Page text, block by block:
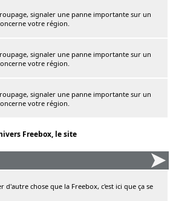
signaler une panne importante sur un
votre région.
signaler une panne importante sur un
votre région.
signaler une panne importante sur un
votre région.
Freebox, le site
d'autre chose que la Freebox, c'est ici que ça se